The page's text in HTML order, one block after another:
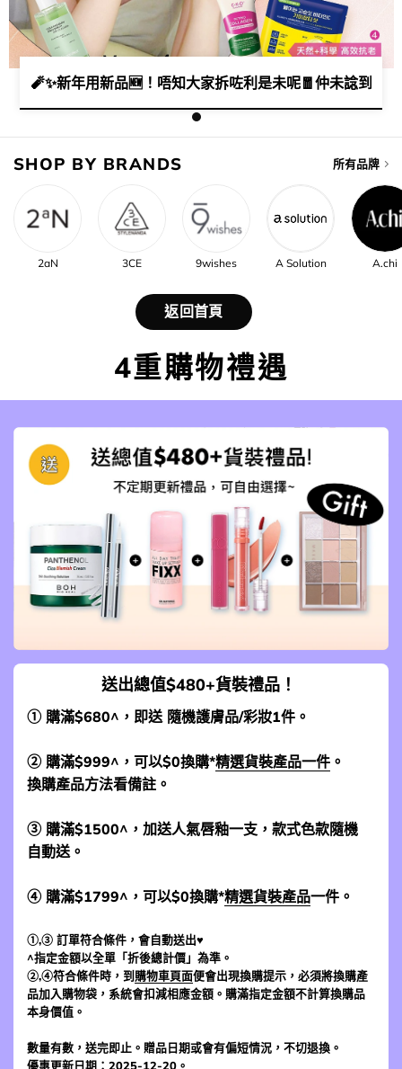
🧨✨新年用新品🆕！唔知大家拆咗利是未呢🧧​仲未諗到點
SHOP BY BRANDS 所有品牌
2aN 3CE 9wishes A Solution A.chi
返回首頁
4重購物禮遇
送出總值$480+貨裝禮品！
① 購滿$680^，即送 隨機護膚品/彩妝1件。
② 購滿$999^，可以$0換購*精選貨裝產品一件 。
換購產品方法看備註。
③ 購滿$1500^，加送人氣唇釉一支，款式色款隨機
自動送。
④ 購滿$1799^，可以$0換購*精選貨裝產品一件。
①,③ 訂單符合條件，會自動送出♥
^指定金額以全單「折後總計價」為準。
②,④符合條件時，到 購物車頁面便會出現換購提示，必須將換購產
品加入購物袋，系統會扣減相應金額。購滿指定金額不計算換購品
本身價值。
數量有數，送完即止。贈品日期或會有偏短情況，不切退換。
優惠更新日期：2025-12-20。